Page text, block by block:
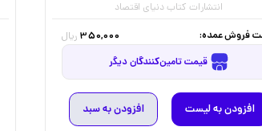
انتشارات کتاب دنیای اقتصاد
فروش عمده: 350,000 ریال
قیمت تامین‌کنندگان دیگر
افزودن به لیست افزودن به سبد